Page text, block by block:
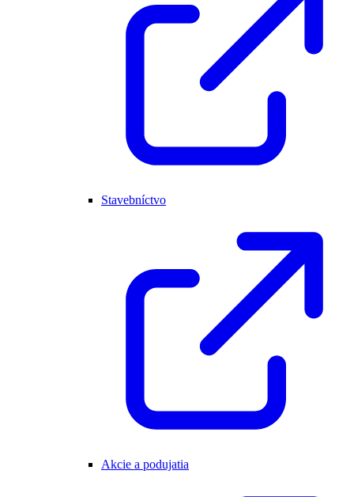
Stavebníctvo
Akcie a podujatia